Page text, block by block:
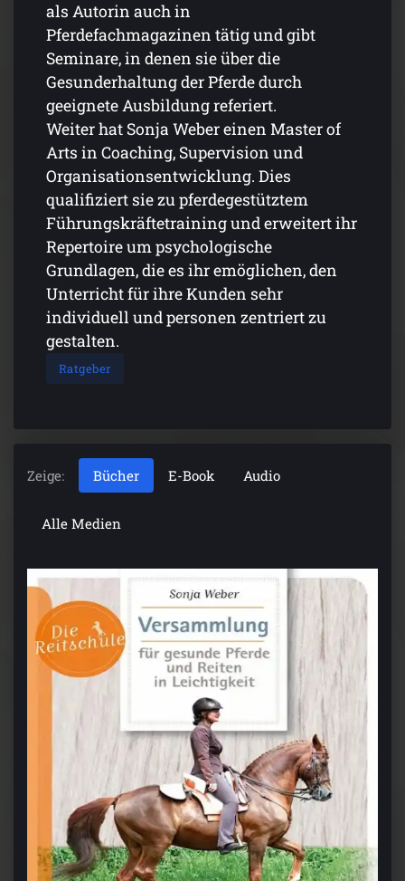
als Autorin auch in
Pferdefachmagazinen tätig und gibt
Seminare, in denen sie über die
Gesunderhaltung der Pferde durch
geeignete Ausbildung referiert.
Weiter hat Sonja Weber einen Master of
Arts in Coaching, Supervision und
Organisationsentwicklung. Dies
qualifiziert sie zu pferdegestütztem
Führungskräftetraining und erweitert ihr
Repertoire um psychologische
Grundlagen, die es ihr emöglichen, den
Unterricht für ihre Kunden sehr
individuell und personen zentriert zu
gestalten.
Ratgeber
Zeige: Bücher E-Book Audio
Alle Medien